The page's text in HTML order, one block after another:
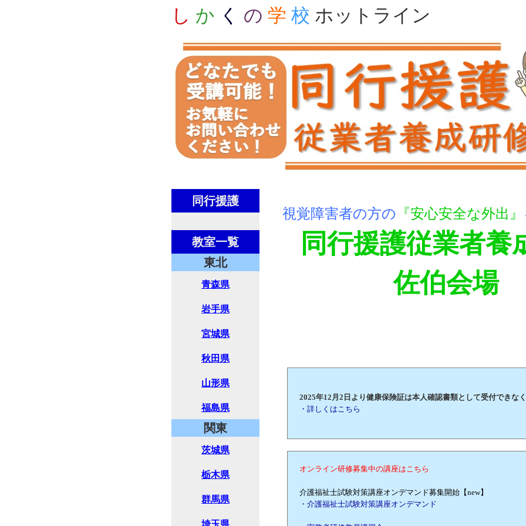
し か く の 学 校 ホットライン
視覚障害者の方の 『安心安全な外出』
同行援護従業者養
佐伯会場
2025年12月2日より健康保険証は本人確認書類として受付できなく
・詳しくはこちら
オンライン研修募集中の講座はこちら
介護福祉士試験対策講座オンデマンド募集開始【new】
・介護福祉士試験対策講座オンデマンド
同行援護
教室一覧
東北
青森県
岩手県
宮城県
秋田県
山形県
福島県
関東
茨城県
栃木県
群馬県
埼玉県